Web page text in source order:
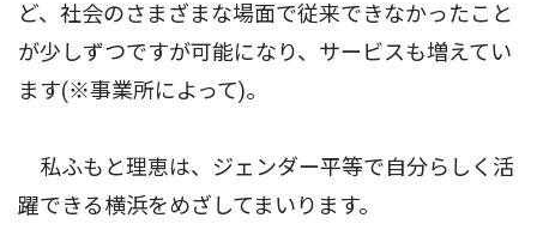
ど、社会のさまざまな場面で従来できなかったこと
が少しずつですが可能になり、サービスも増えてい
ます(※事業所によって)。
私ふもと理恵は、ジェンダー平等で自分らしく活
躍できる横浜をめざしてまいります。